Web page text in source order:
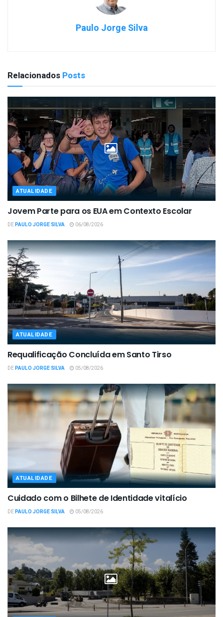
Paulo Jorge Silva
Relacionados Posts
ATUALIDADE
Jovem Parte para os EUA em Contexto Escolar
DEPAULO JORGE SILVA 06/08/2026
ATUALIDADE
Requalificação Concluída em Santo Tirso
DEPAULO JORGE SILVA 05/08/2026
ATUALIDADE
Cuidado com o Bilhete de Identidade vitalício
DEPAULO JORGE SILVA 05/08/2026